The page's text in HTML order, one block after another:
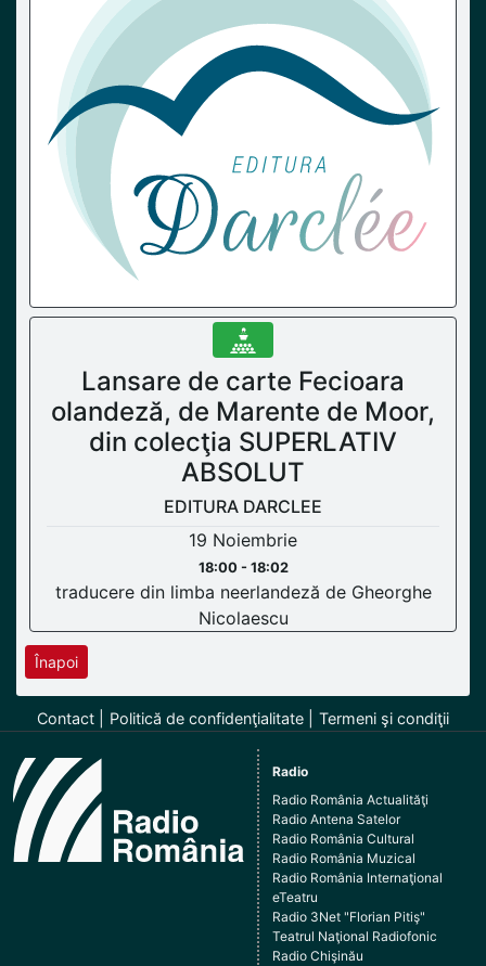
Lansare de carte Fecioara
olandeză, de Marente de Moor,
din colecţia SUPERLATIV
ABSOLUT
EDITURA DARCLEE
19 Noiembrie
18:00 - 18:02
traducere din limba neerlandeză de Gheorghe
Nicolaescu
Înapoi
Contact Politică de confidenţialitate Termeni şi condiţii
Radio
Radio România Actualităţi
Radio Antena Satelor
Radio România Cultural
Radio România Muzical
Radio România Internaţional
eTeatru
Radio 3Net "Florian Pitiş"
Teatrul Naţional Radiofonic
Radio Chişinău